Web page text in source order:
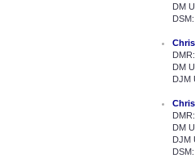
DM
DM
DJM
DM
DJM